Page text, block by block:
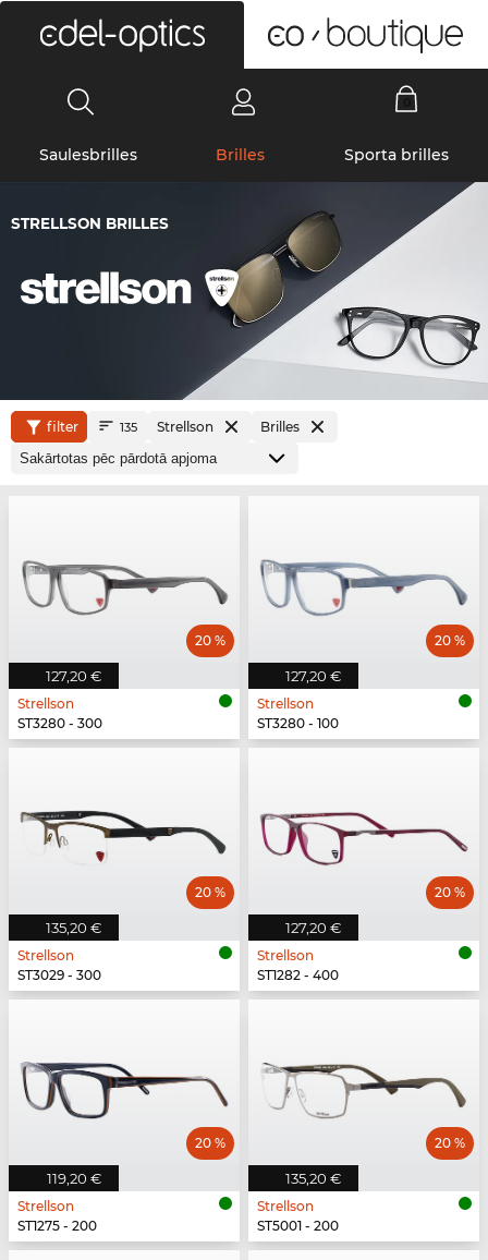
Saulesbrilles Brilles Sporta brilles
STRELLSON BRILLES
filter 135 Strellson Brilles
127,20 €
20 %
Strellson
ST3280 - 300
127,20 €
20 %
Strellson
ST3280 - 100
135,20 €
20 %
Strellson
ST3029 - 300
127,20 €
20 %
Strellson
ST1282 - 400
119,20 €
20 %
Strellson
ST1275 - 200
135,20 €
20 %
Strellson
ST5001 - 200